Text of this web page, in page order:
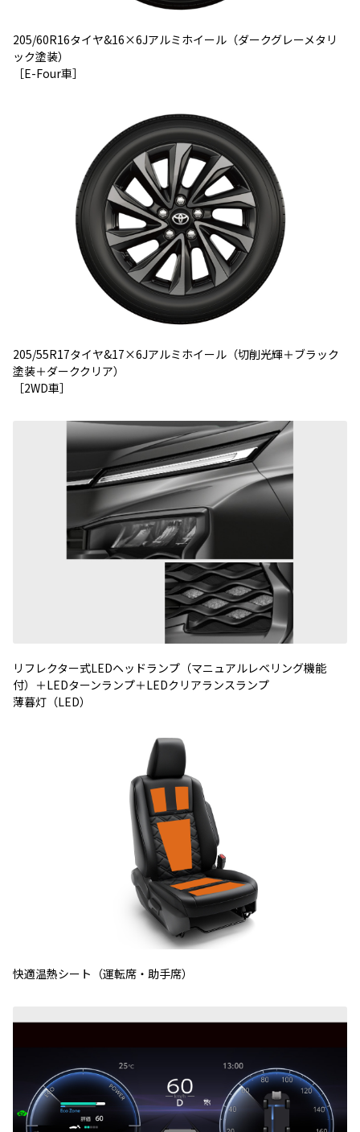
205/60R16タイヤ&16×6Jアルミホイール（ダークグレーメタリ
ック塗装）
［E-Four車］
205/55R17タイヤ&17×6Jアルミホイール（切削光輝＋ブラック
塗装＋ダーククリア）
［2WD車］
リフレクター式LEDヘッドランプ（マニュアルレベリング機能
付）＋LEDターンランプ＋LEDクリアランスランプ
薄暮灯（LED）
快適温熱シート（運転席・助手席）